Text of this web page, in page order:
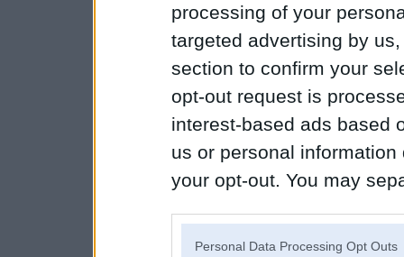
processing of your
targeted advertising by
section to confirm your
opt-out request is
interest-based ads based
us or personal
your opt-out. You may
Personal Data Processing Opt Outs